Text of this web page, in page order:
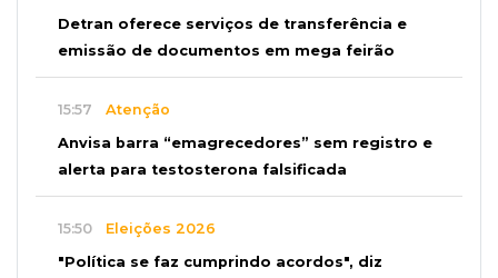
Detran oferece serviços de transferência e
emissão de documentos em mega feirão
15:57 Atenção
Anvisa barra “emagrecedores” sem registro e
alerta para testosterona falsificada
15:50 Eleições 2026
"Política se faz cumprindo acordos", diz